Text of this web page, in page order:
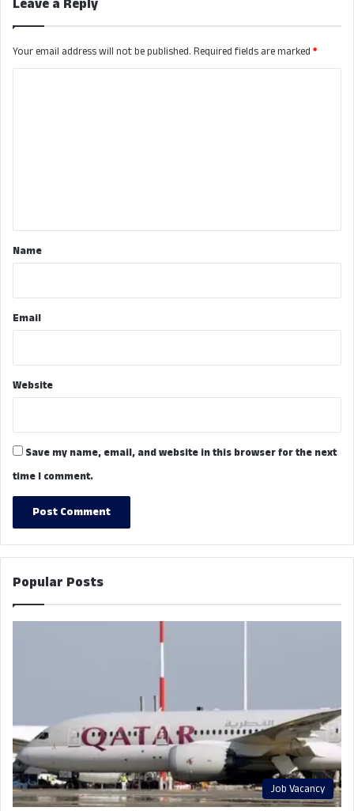
Leave a Reply
Your email address will not be published. Required fields are marked *
*Name
Email
Website
Save my name, email, and website in this browser for the next
time I comment.
Popular Posts
Job Vacancy